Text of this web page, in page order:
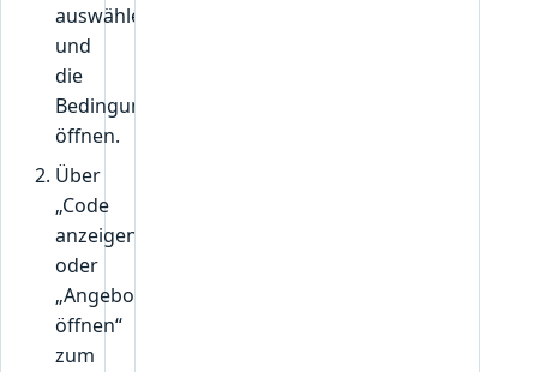
auswählen
und
die
Bedingungen
öffnen.
Über
„Code
anzeigen“
oder
„Angebot
öffnen“
zum